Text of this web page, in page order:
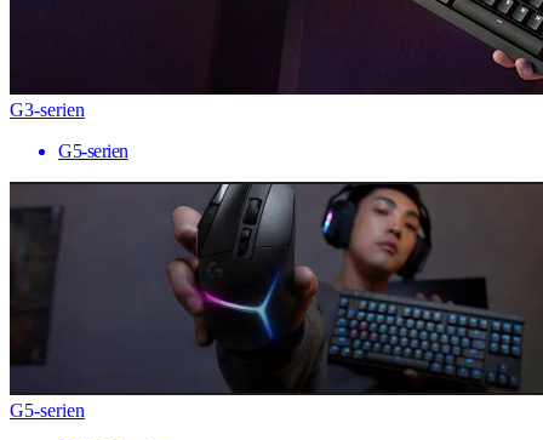
G3-serien
G5-serien
G5-serien